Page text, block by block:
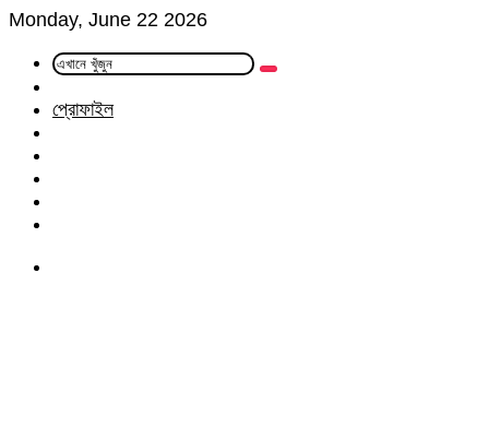
Monday, June 22 2026
এখানে
Article
প্রোফাইল